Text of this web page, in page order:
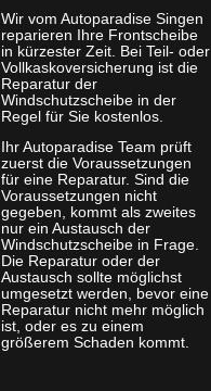
Wir vom Autoparadise Singen
reparieren Ihre Frontscheibe
in kürzester Zeit. Bei Teil- oder
Vollkaskoversicherung ist die
Reparatur der
Windschutzscheibe in der
Regel für Sie kostenlos.
Ihr Autoparadise Team prüft
zuerst die Voraussetzungen
für eine Reparatur. Sind die
Voraussetzungen nicht
gegeben, kommt als zweites
nur ein Austausch der
Windschutzscheibe in Frage.
Die Reparatur oder der
Austausch sollte möglichst
umgesetzt werden, bevor eine
Reparatur nicht mehr möglich
ist, oder es zu einem
größerem Schaden kommt.